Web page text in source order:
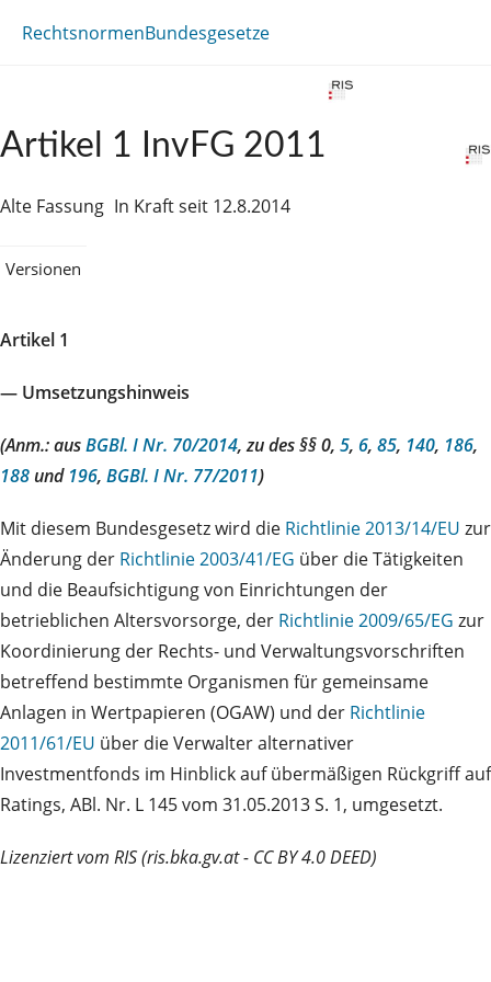
RechtsnormenBundesgesetze
Artikel 1 InvFG 2011
Alte Fassung In Kraft seit 12.8.2014
Versionen
Artikel 1
— Umsetzungshinweis
(Anm.: ausBGBl. I Nr. 70/2014, zu des §§ 0, 5, 6, 85, 140, 186,
188 und 196, BGBl. I Nr. 77/2011)
Mit diesem Bundesgesetz wird die Richtlinie 2013/14/EU zur
Änderung der Richtlinie 2003/41/EG über die Tätigkeiten
und die Beaufsichtigung von Einrichtungen der
betrieblichen Altersvorsorge, der Richtlinie 2009/65/EG zur
Koordinierung der Rechts- und Verwaltungsvorschriften
betreffend bestimmte Organismen für gemeinsame
Anlagen in Wertpapieren (OGAW) und der Richtlinie
2011/61/EU über die Verwalter alternativer
Investmentfonds im Hinblick auf übermäßigen Rückgriff auf
Ratings, ABl. Nr. L 145 vom 31.05.2013 S. 1, umgesetzt.
Lizenziert vom RIS (ris.bka.gv.at - CC BY 4.0 DEED)